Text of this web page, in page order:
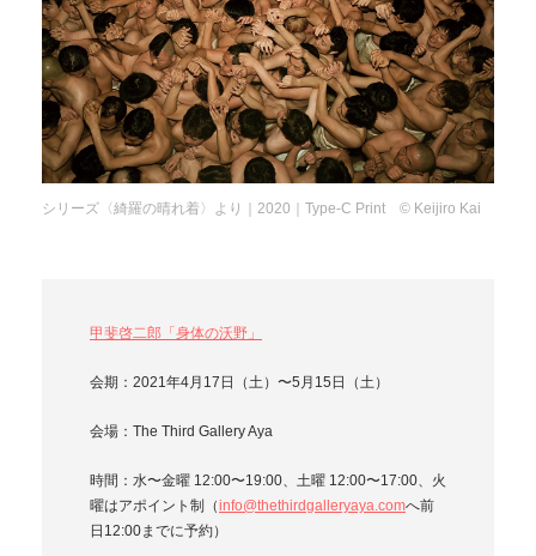
シリーズ〈綺羅の晴れ着〉より｜2020｜Type-C Print © Keijiro Kai
甲斐啓二郎「身体の沃野」
会期：2021年4月17日（土）〜5月15日（土）
会場：The Third Gallery Aya
時間：水〜金曜 12:00〜19:00、土曜 12:00〜17:00、火
曜はアポイント制（info@thethirdgalleryaya.comへ前
日12:00までに予約）